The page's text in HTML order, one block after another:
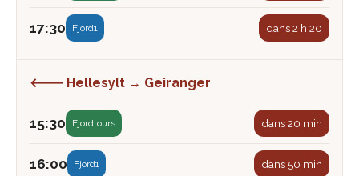
17:30 Fjord1 dans 2 h 20
🡐 Hellesylt → Geiranger
15:30 Fjordtours dans 20 min
16:00 Fjord1 dans 50 min